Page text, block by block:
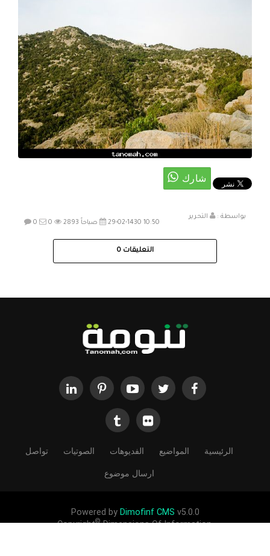
بواسطة :
التحرير
29-02-1430 10:50 صباحاً
0 0 2893
التعليقات 0
الرئيسية المواضيع الفديوهات الصوتيات تواصل
ارسال موضوع
Powered by Dimofinf CMS v5.0.0
Copyright©Dimensions Of Information.